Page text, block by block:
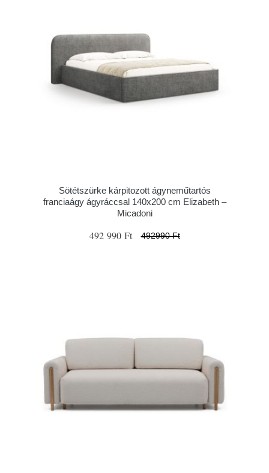
Sötétszürke kárpitozott ágyneműtartós
franciaágy ágyráccsal 140x200 cm Elizabeth –
Micadoni
492 990 Ft 492990 Ft